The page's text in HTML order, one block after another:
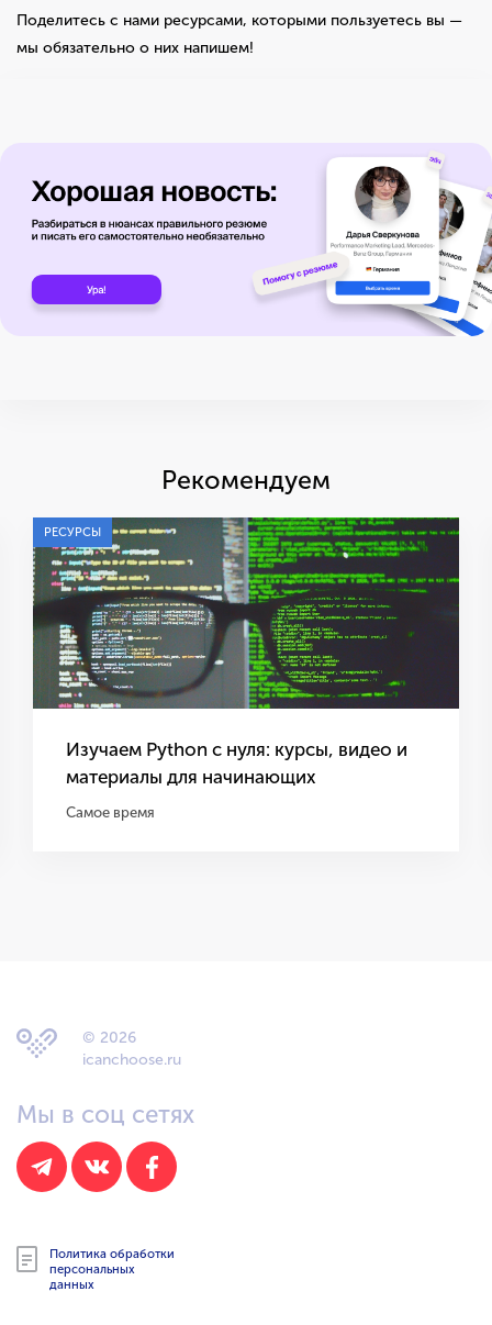
Поделитесь с нами ресурсами, которыми пользуетесь вы —
мы обязательно о них напишем!
Рекомендуем
РЕСУРСЫ
Изучаем Python с нуля: курсы, видео и
материалы для начинающих
Самое время
© 2026
icanchoose.ru
Мы в соц сетях
Политика обработки
персональных
данных